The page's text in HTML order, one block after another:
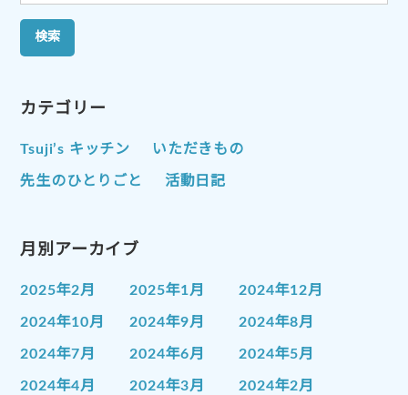
索:
カテゴリー
Tsuji’s キッチン いただきもの
先生のひとりごと 活動日記
月別アーカイブ
2025年2月 2025年1月 2024年12月
2024年10月 2024年9月 2024年8月
2024年7月 2024年6月 2024年5月
2024年4月 2024年3月 2024年2月